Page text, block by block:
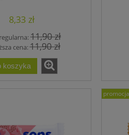
8,33 zł
11,90 zł
cena:11,90 zł
koszyka
promocja